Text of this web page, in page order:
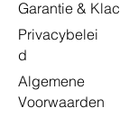
Garantie &
Privacybelei
d
Algemene
Voorwaarden